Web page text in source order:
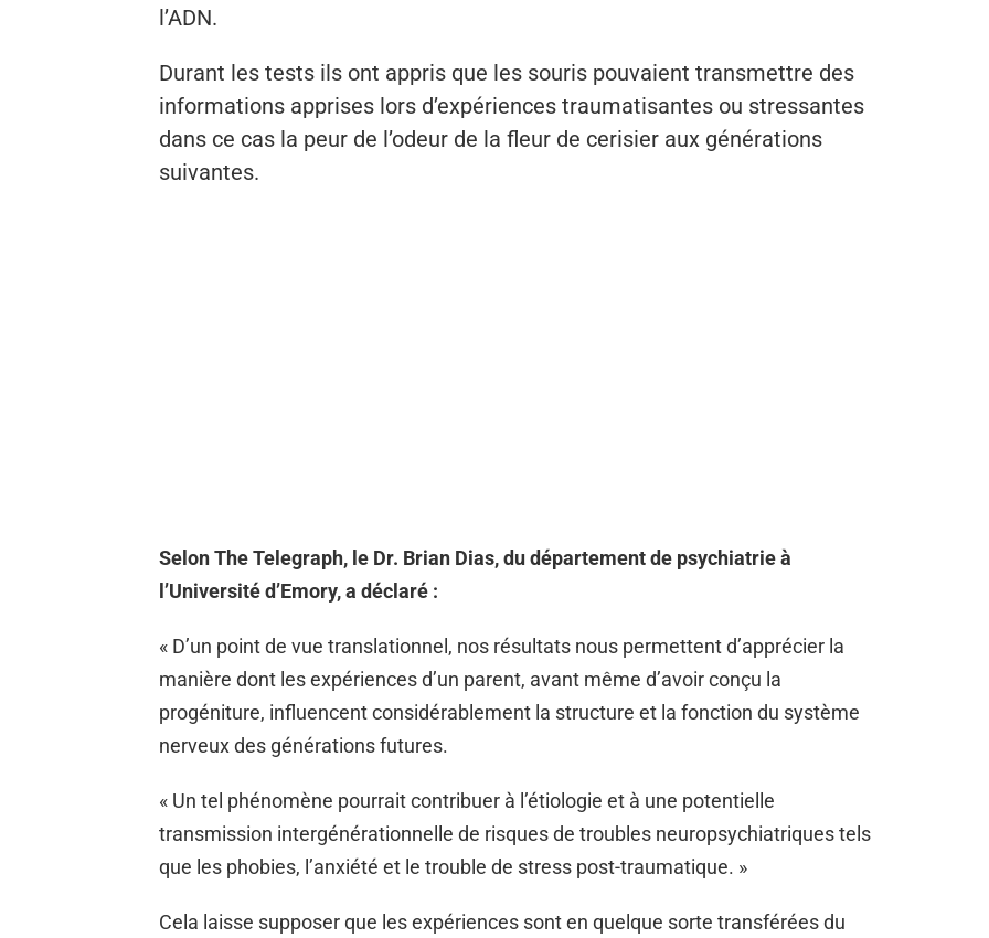
l’ADN.
Durant les tests ils ont appris que les souris pouvaient transmettre des
informations apprises lors d’expériences traumatisantes ou stressantes
dans ce cas la peur de l’odeur de la fleur de cerisier aux générations
suivantes.
Selon The Telegraph, le Dr. Brian Dias, du département de psychiatrie à
l’Université d’Emory, a déclaré :
« D’un point de vue translationnel, nos résultats nous permettent d’apprécier la
manière dont les expériences d’un parent, avant même d’avoir conçu la
progéniture, influencent considérablement la structure et la fonction du système
nerveux des générations futures.
« Un tel phénomène pourrait contribuer à l’étiologie et à une potentielle
transmission intergénérationnelle de risques de troubles neuropsychiatriques tels
que les phobies, l’anxiété et le trouble de stress post-traumatique. »
Cela laisse supposer que les expériences sont en quelque sorte transférées du